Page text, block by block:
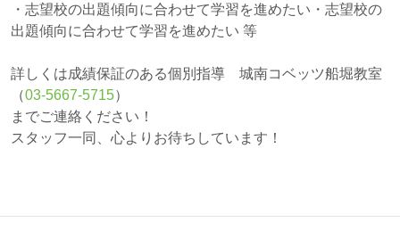
・志望校の出題傾向に合わせて学習を進めたい・志望校の
出題傾向に合わせて学習を進めたい 等
詳しくは成績保証のある個別指導 城南コベッツ船堀教室
（03-5667-5715）
までご連絡ください！
スタッフ一同、心よりお待ちしています！